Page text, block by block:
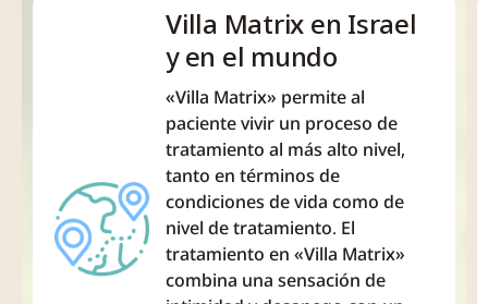
clínicas de cada
entrenado
consiste...
trastornos y
eliminar la
dependencia.
Se basan en
la teoría de la
crisis, psico-
dinámica y
terapias
cognitivas
conductuales.
Diversos
tienes la
fuerza para
contra tu
adicción. Ya
no puedes
hacerle
frente por ti
solo. La...
de cada
pueden
alcanzar
resultados
Villa Matrix en Israel
y en el mundo
«Villa Matrix» permite al
paciente vivir un proceso de
tratamiento al más alto nivel,
tanto en términos de
condiciones de vida como de
nivel de tratamiento. El
tratamiento en «Villa Matrix»
combina una sensación de